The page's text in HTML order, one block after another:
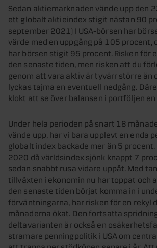
Sedan aktiemarknaden vände upp den
ett globalt aktieindex stigit nästan 90
september 2021) I USA-börsen har
värde med en uppgång på 105 procent,
har börsen stigit 95 procent. Risken för
den senaste tiden, men risken att du
genom att vara aktiv är tyvärr större än
lyckas tajma en eventuell nedgång.
klokt att se över balansen i portföljen en
Under hela perioden på snart 18
vände upp, har vi bara upplevt en enda
globalt index backade mer än 5
2020 då världsindex sjönk knappt 7
sedan snabbt rusa vidare uppåt. Med
tillväxten i ekonomin nu har toppat och
den senaste tiden börjat komma in i
förväntningarna, har risken för en rekyl
månaderna ökat. Den fortsatta
deltavarianten är också en
stramare penningpolitik i USA om